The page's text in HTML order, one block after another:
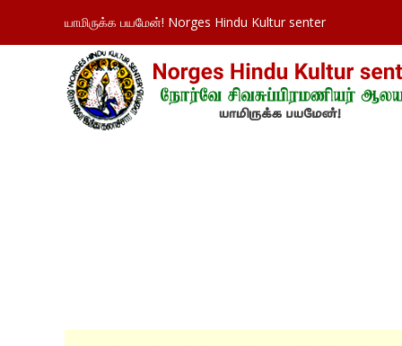
யாமிருக்க பயமேன்! Norges Hindu Kultur senter